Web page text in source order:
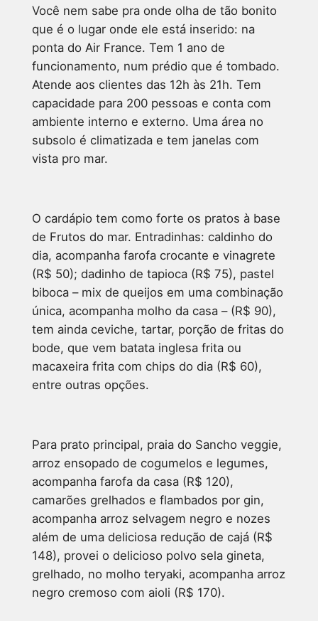
Você nem sabe pra onde olha de tão bonito
que é o lugar onde ele está inserido: na
ponta do Air France. Tem 1 ano de
funcionamento, num prédio que é tombado.
Atende aos clientes das 12h às 21h. Tem
capacidade para 200 pessoas e conta com
ambiente interno e externo. Uma área no
subsolo é climatizada e tem janelas com
vista pro mar.
O cardápio tem como forte os pratos à base
de Frutos do mar. Entradinhas: caldinho do
dia, acompanha farofa crocante e vinagrete
(R$ 50); dadinho de tapioca (R$ 75), pastel
biboca – mix de queijos em uma combinação
única, acompanha molho da casa – (R$ 90),
tem ainda ceviche, tartar, porção de fritas do
bode, que vem batata inglesa frita ou
macaxeira frita com chips do dia (R$ 60),
entre outras opções.
Para prato principal, praia do Sancho veggie,
arroz ensopado de cogumelos e legumes,
acompanha farofa da casa (R$ 120),
camarões grelhados e flambados por gin,
acompanha arroz selvagem negro e nozes
além de uma deliciosa redução de cajá (R$
148), provei o delicioso polvo sela gineta,
grelhado, no molho teryaki, acompanha arroz
negro cremoso com aioli (R$ 170).